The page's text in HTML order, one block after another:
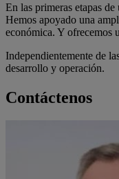
En las primeras etapas
Hemos apoyado una
económica. Y ofrecemos
Independientemente de
desarrollo y operación.
Contáctenos